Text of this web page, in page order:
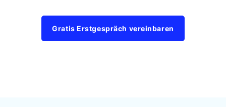
Gratis Erstgespräch vereinbaren